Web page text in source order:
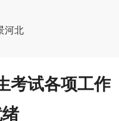
河北
考试各项工作